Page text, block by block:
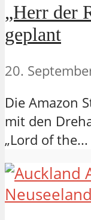
„Herr der
geplant
20.
Die Amazon
mit den
„Lord of the...